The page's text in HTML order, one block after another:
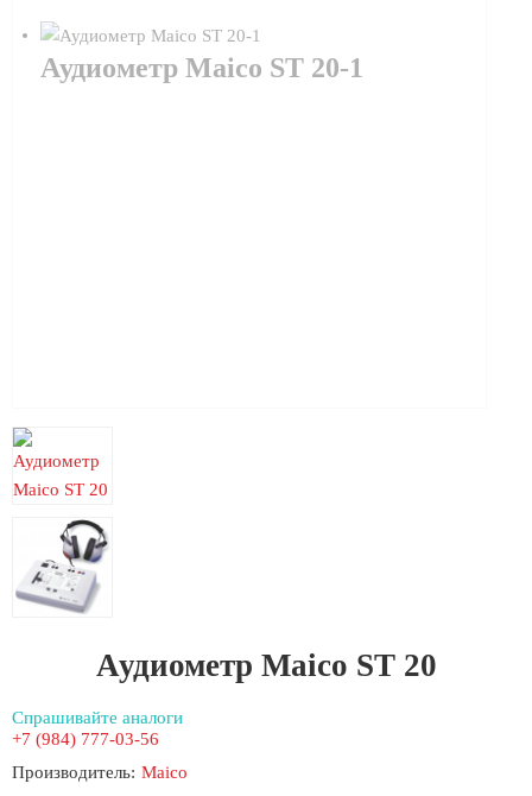
Аудиометр Maico ST 20-1
Аудиометр Maico ST 20
Спрашивайте аналоги
+7 (984) 777-03-56
Производитель: Maico